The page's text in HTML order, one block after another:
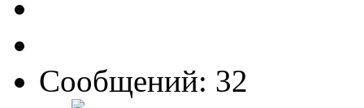
Сообщений: 32